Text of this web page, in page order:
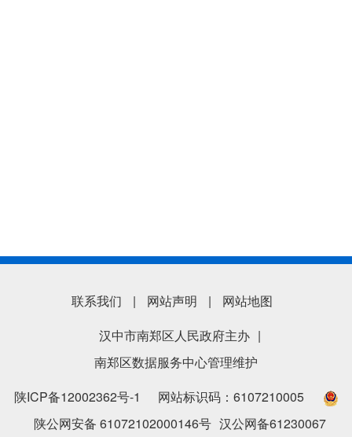
联系我们 | 网站声明 |
网站地图
汉中市南郑区人民政府主办 |
南郑区数据服务中心管理维护
陕ICP备12002362号-1
网站标识码：6107210005
陕公网安备 61072102000146号 汉公网备61230067